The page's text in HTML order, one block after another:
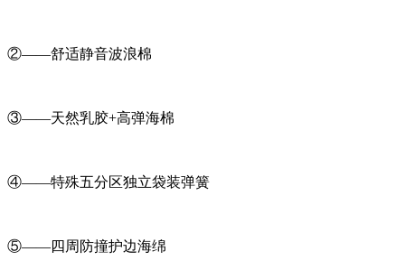
②——舒适静音波浪棉
③——天然乳胶+高弹海棉
④——特殊五分区独立袋装弹簧
⑤——四周防撞护边海绵